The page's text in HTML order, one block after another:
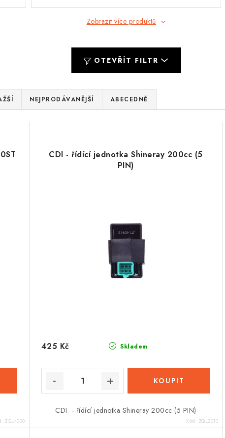
Zobrazit více produktů
OTEVŘÍT FILTR
NEJPRODÁVANĚJŠÍ ABECEDNĚ
ZQL4000
CDI - řídící jednotka Shineray 200cc (5
PIN)
Skladem
425 Kč
CDI - řídící jednotka Shineray 200cc (5 PIN)
Kód: ZQL2010